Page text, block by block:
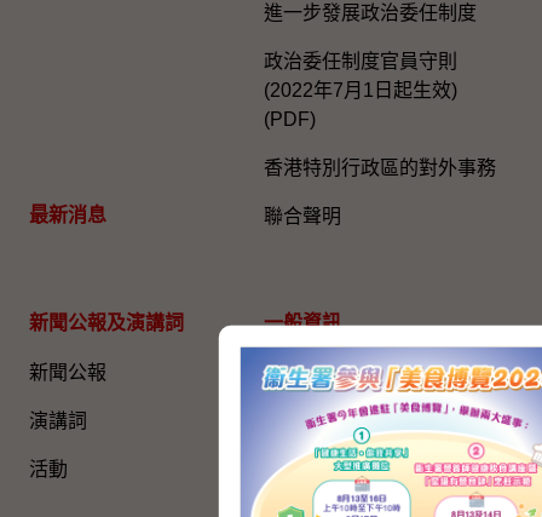
最新消息
進一步發展政治委任制度
政治委任制度官員守則
(2022年7月1日起生效)
(PDF)
香港特別行政區的對外事務
聯合聲明
新聞公報及演講詞
新聞公報
演講詞
活動
一般資訊​
公開資料
環保報告
人權報告